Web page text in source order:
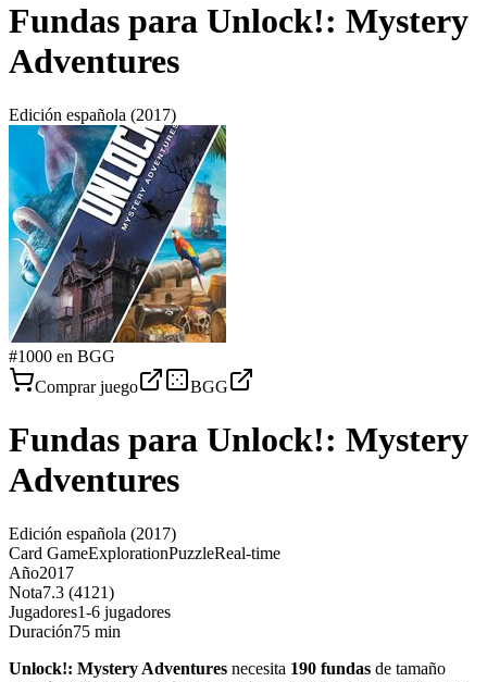
Fundas para Unlock!: Mystery
Adventures
Edición española (2017)
#1000 en BGG
Comprar juego
BGG
Fundas para Unlock!: Mystery
Adventures
Edición española (2017)
Card GameExplorationPuzzleReal-time
Año2017
Nota7.3 (4121)
Jugadores1-6 jugadores
Duración75 min
Unlock!: Mystery Adventures necesita 190 fundas de tamaño